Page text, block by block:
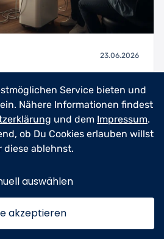
23.06.2026
kaufen –
für
– vom
zum Studioprofi – dabei
Service bieten und
Nähere Informationen findest
und dem Impressum.
ob Du Cookies erlauben willst
diese ablehnst.
auswählen
akzeptieren